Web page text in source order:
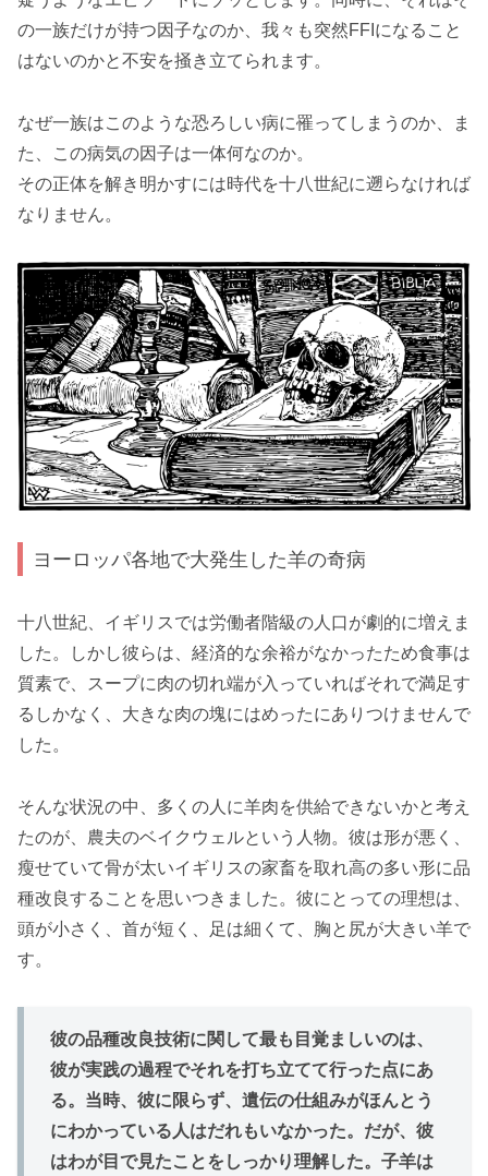
の一族だけが持つ因子なのか、我々も突然FFIになること
はないのかと不安を掻き立てられます。
なぜ一族はこのような恐ろしい病に罹ってしまうのか、ま
た、この病気の因子は一体何なのか。
その正体を解き明かすには時代を十八世紀に遡らなければ
なりません。
ヨーロッパ各地で大発生した羊の奇病
十八世紀、イギリスでは労働者階級の人口が劇的に増えま
した。しかし彼らは、経済的な余裕がなかったため食事は
質素で、スープに肉の切れ端が入っていればそれで満足す
るしかなく、大きな肉の塊にはめったにありつけませんで
した。
そんな状況の中、多くの人に羊肉を供給できないかと考え
たのが、農夫のベイクウェルという人物。彼は形が悪く、
瘦せていて骨が太いイギリスの家畜を取れ高の多い形に品
種改良することを思いつきました。彼にとっての理想は、
頭が小さく、首が短く、足は細くて、胸と尻が大きい羊で
す。
彼の品種改良技術に関して最も目覚ましいのは、
彼が実践の過程でそれを打ち立てて行った点にあ
る。当時、彼に限らず、遺伝の仕組みがほんとう
にわかっている人はだれもいなかった。だが、彼
はわが目で見たことをしっかり理解した。子羊は